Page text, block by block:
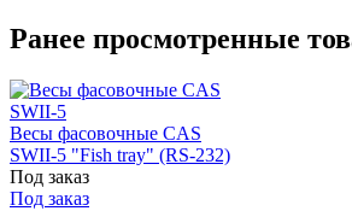
Ранее просмотренные
Весы фасовочные CAS
SWII-5 "Fish tray" (RS-232)
Под заказ
Под заказ